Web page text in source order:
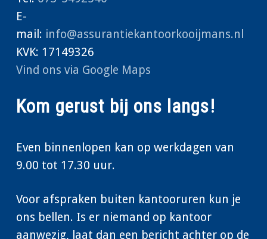
E-
mail: info@assurantiekantoorkooijmans.nl
KVK: 17149326
Vind ons via Google Maps
Kom gerust bij ons langs!
Even binnenlopen kan op werkdagen van
9.00 tot 17.30 uur.
Voor afspraken buiten kantooruren kun je
ons bellen. Is er niemand op kantoor
aanwezig, laat dan een bericht achter op de